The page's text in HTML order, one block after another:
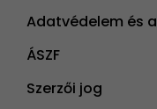
Adatvédelem és
ÁSZF
Szerzői jog